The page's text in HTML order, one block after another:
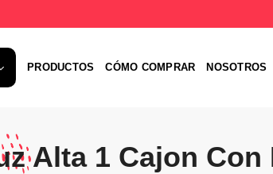
PRODUCTOS CÓMO COMPRAR NOSOTROS
Alta 1 Cajon